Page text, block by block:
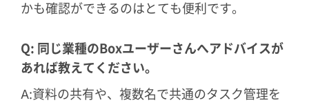
かも確認ができるのはとても便利です。
Q: 同じ業種のBoxユーザーさんへアドバイスが
あれば教えてください。
A:資料の共有や、複数名で共通のタスク管理を